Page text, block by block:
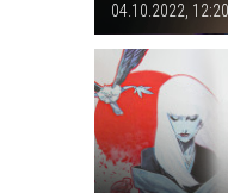
04.10.2022, 12:20